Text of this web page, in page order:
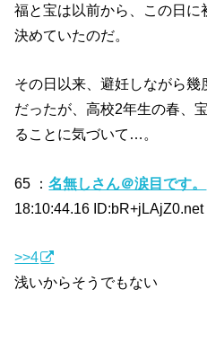
福と宝は以前から、この日に
決めていたのだ。
その日以来、避妊しながら幾
だったが、高校2年生の春、
ることに気づいて…。
65 ：名無しさん＠涙目です。
18:10:44.16 ID:bR+jLAjZ0.net
>>4
浅いからそうでもない